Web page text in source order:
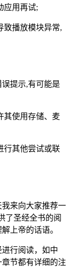
应用再试;
致播放模块异常,
提示,有可能是
其使用存储、麦
行其他尝试或联
来向大家推荐一
了圣经全书的阅
上帝的话语。
行阅读，如中
节都有详细的注